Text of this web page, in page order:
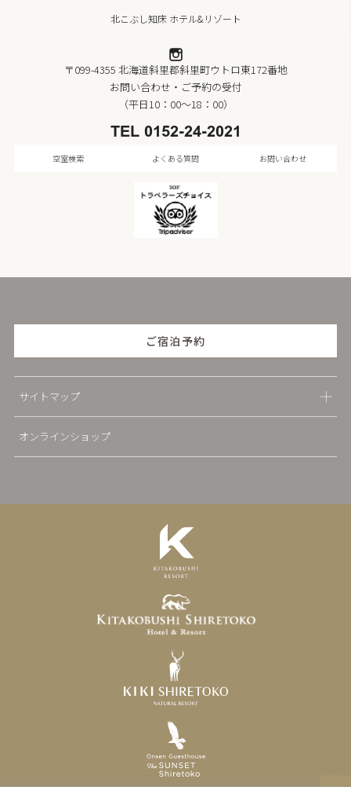
北こぶし知床 ホテル&リゾート
〒099-4355 北海道斜里郡斜里町ウトロ東172番地
お問い合わせ・ご予約の受付
（平日10：00～18：00）
TEL 0152-24-2021
空室検索 よくある質問 お問い合わせ
ご宿泊予約
サイトマップ
オンラインショップ